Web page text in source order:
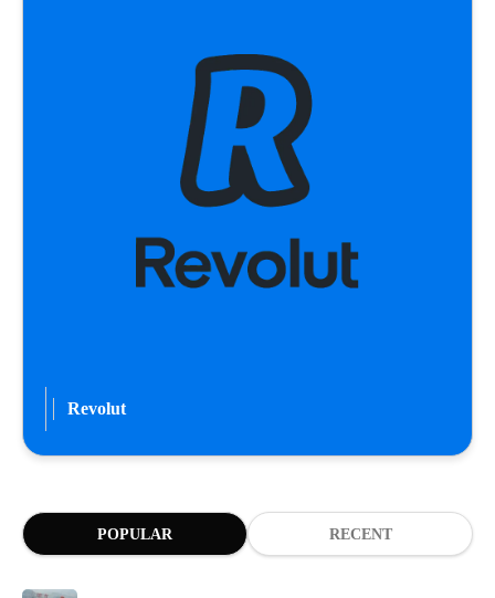
Revolut
POPULAR RECENT